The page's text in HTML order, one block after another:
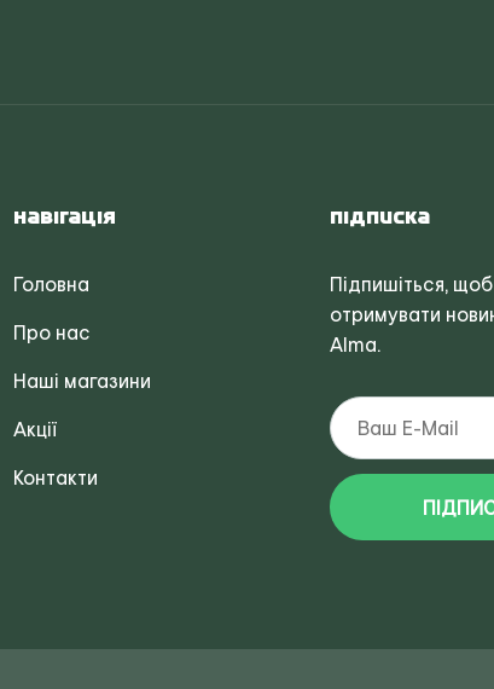
Навігація
Головна
Про нас
Наші магазини
Акції
Контакти
Підписка
Підпишіться,
отримувати
Alma.